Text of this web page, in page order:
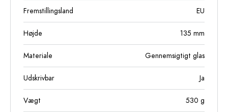
Fremstillingsland EU
Højde 135 mm
Materiale Gennemsigtigt glas
Udskrivbar Ja
Vægt 530 g